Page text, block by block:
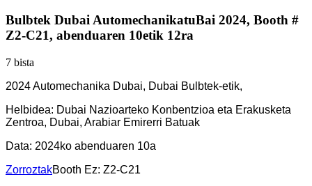
Bulbtek Dubai AutomechanikatuBai 2024, Booth #
Z2-C21, abenduaren 10etik 12ra
7 bista
2024 Automechanika Dubai, Dubai Bulbtek-etik,
Helbidea: Dubai Nazioarteko Konbentzioa eta Erakusketa
Zentroa, Dubai, Arabiar Emirerri Batuak
Data: 2024ko abenduaren 10a
ZorroztakBooth Ez: Z2-C21